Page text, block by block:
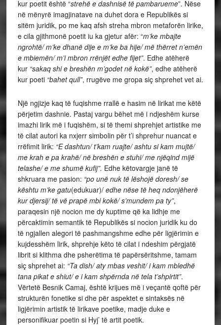
kur poetit është “strehë e dashnisë të pambarueme”. Nëse
në mënyrë imagjinatave na duhet dora e Republikës si
sitëm juridik, po me kaq afsh streha mbron metaforën lirike,
e cila gjithmonë poetit iu ka gjetur afër: “m’ke mbajte
ngrohtë/ m’ke dhanë dije e m’ke ba hije/ më thërret n’emën
e mbiemën/ m’i mbron rrënjët edhe fijet”. Edhe atëherë
kur “sakaq shi e breshën m’godet në kokë”, edhe atëherë
kur poeti “bahet qull”, rrugëve me gropa siç shprehet vet ai.
Një ngjizje kaq të fuqishme rrallë e hasim në lirikat me këtë
përjetim dashnie. Pastaj vargu bëhet më i ndjeshëm kurse
imazhi lirik më i fuqishëm, si të themi shprehjet artistike me
të cilat autori ka nxjerr simbolin për t’i shprehur nuancat e
rrëfimit lirik: “E dashtun/ t’kam ruajte/ ashtu si kam mujtë/
me krah e pa krahë/ në breshën e stuhi/ me njëqind mijë
telashe/ e me shumë kufij”. Edhe këtovargje janë të
shkruara me pasion: “po unë nuk të lëshojë doresh/ se
kështu m’ke gatu(edukuar)/ edhe nëse të heq ndonjëherë
kur djersij/ të vë prapë mbi kokë/ s’mundem pa ty”,
paraqesin një nocion me dy kuptime që ka lidhje me
përcaktimin semantik të Republikës si nocion juridik ku do
të ngjallen alegori të pashmangshme edhe për ligjërimin e
kujdesshëm lirik, shprehje këto të cilat i ndeshim përgjatë
librit si klithma dhe psherëtima të papërsëritshme, tamam
siç shprehet ai: “Ta dish/ aty mbas veshit/ i kam mbledhë
tana pikat e shiut/ e i kam shpërnda në tela t’shpirtit”.
Vërtetë Besnik Camaj, është krijues më i veçantë qoftë për
strukturën fonetike si dhe për aspektet e sintaksës në
ligjërimin artistik të lirikave poetike, madje duke e
personifikuar poetin si Hyj’ të artit poetik.